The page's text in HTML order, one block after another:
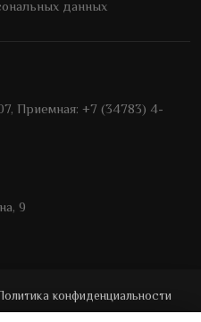
данных
Приемная: +7 (34783) 4-
9
конфиденциальности